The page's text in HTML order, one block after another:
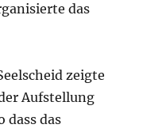
das
zeigte
Aufstellung
dass das